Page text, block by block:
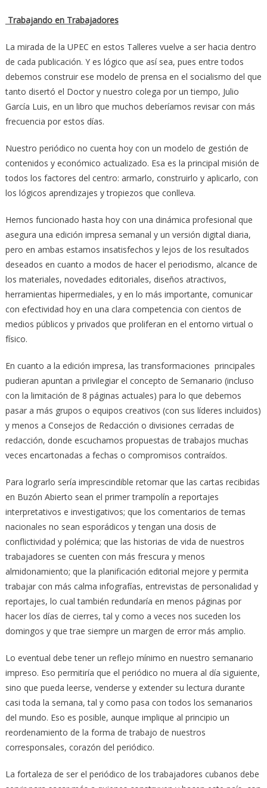
Trabajando en Trabajadores
La mirada de la UPEC en estos Talleres vuelve a ser hacia dentro
de cada publicación. Y es lógico que así sea, pues entre todos
debemos construir ese modelo de prensa en el socialismo del que
tanto disertó el Doctor y nuestro colega por un tiempo, Julio
García Luis, en un libro que muchos deberíamos revisar con más
frecuencia por estos días.
Nuestro periódico no cuenta hoy con un modelo de gestión de
contenidos y económico actualizado. Esa es la principal misión de
todos los factores del centro: armarlo, construirlo y aplicarlo, con
los lógicos aprendizajes y tropiezos que conlleva.
Hemos funcionado hasta hoy con una dinámica profesional que
asegura una edición impresa semanal y un versión digital diaria,
pero en ambas estamos insatisfechos y lejos de los resultados
deseados en cuanto a modos de hacer el periodismo, alcance de
los materiales, novedades editoriales, diseños atractivos,
herramientas hipermediales, y en lo más importante, comunicar
con efectividad hoy en una clara competencia con cientos de
medios públicos y privados que proliferan en el entorno virtual o
físico.
En cuanto a la edición impresa, las transformaciones principales
pudieran apuntan a privilegiar el concepto de Semanario (incluso
con la limitación de 8 páginas actuales) para lo que debemos
pasar a más grupos o equipos creativos (con sus líderes incluidos)
y menos a Consejos de Redacción o divisiones cerradas de
redacción, donde escuchamos propuestas de trabajos muchas
veces encartonadas a fechas o compromisos contraídos.
Para lograrlo sería imprescindible retomar que las cartas recibidas
en Buzón Abierto sean el primer trampolín a reportajes
interpretativos e investigativos; que los comentarios de temas
nacionales no sean esporádicos y tengan una dosis de
conflictividad y polémica; que las historias de vida de nuestros
trabajadores se cuenten con más frescura y menos
almidonamiento; que la planificación editorial mejore y permita
trabajar con más calma infografías, entrevistas de personalidad y
reportajes, lo cual también redundaría en menos páginas por
hacer los días de cierres, tal y como a veces nos suceden los
domingos y que trae siempre un margen de error más amplio.
Lo eventual debe tener un reflejo mínimo en nuestro semanario
impreso. Eso permitiría que el periódico no muera al día siguiente,
sino que pueda leerse, venderse y extender su lectura durante
casi toda la semana, tal y como pasa con todos los semanarios
del mundo. Eso es posible, aunque implique al principio un
reordenamiento de la forma de trabajo de nuestros
corresponsales, corazón del periódico.
La fortaleza de ser el periódico de los trabajadores cubanos debe